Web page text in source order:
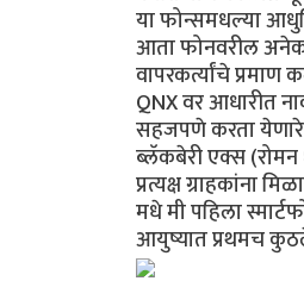
या फोन्समधल्या
आता फोनवरील अनेक
वापरकर्त्यांचे
QNX वर आधारीत
सहजपणे करता येणारे
ब्लॅकबेरी एक्स
प्रत्यक्ष ग्राहकांना
मधे मी पहिला
आयुष्यात प्रथमच